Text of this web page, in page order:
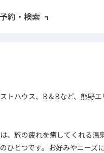
予約・検索
トハウス、B＆Bなど、熊野
、旅の疲れを癒してくれる温
ひとつです。お好みやニーズ